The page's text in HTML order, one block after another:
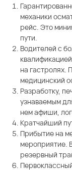
механики
рейс. Это
пути.
Водителей с
на гастролях.
медицинский
Разработку,
узнаваемым
нем афиши,
Кратчайший
Прибытие на
мероприятие.
резервный